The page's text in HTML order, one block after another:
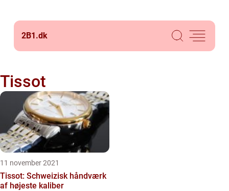
2B1.dk
Tissot
11 november 2021
Tissot: Schweizisk håndværk
af højeste kaliber